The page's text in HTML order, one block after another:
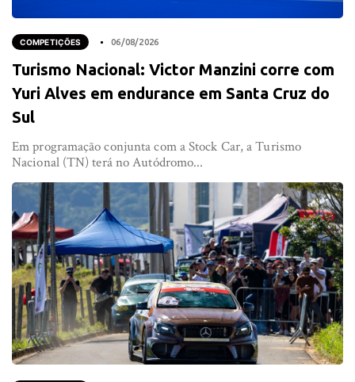
COMPETIÇÕES 06/08/2026
Turismo Nacional: Victor Manzini corre com
Yuri Alves em endurance em Santa Cruz do
Sul
Em programação conjunta com a Stock Car, a Turismo
Nacional (TN) terá no Autódromo...